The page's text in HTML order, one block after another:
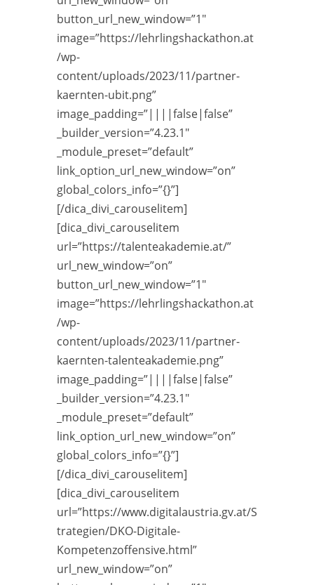
button_url_new_window=”1″
image=”https://lehrlingshackathon.at
/wp-
content/uploads/2023/11/partner-
kaernten-ubit.png”
image_padding=”||||false|false”
_builder_version=”4.23.1″
_module_preset=”default”
link_option_url_new_window=”on”
global_colors_info=”{}”]
[/dica_divi_carouselitem]
[dica_divi_carouselitem
url=”https://talenteakademie.at/”
url_new_window=”on”
button_url_new_window=”1″
image=”https://lehrlingshackathon.at
/wp-
content/uploads/2023/11/partner-
kaernten-talenteakademie.png”
image_padding=”||||false|false”
_builder_version=”4.23.1″
_module_preset=”default”
link_option_url_new_window=”on”
global_colors_info=”{}”]
[/dica_divi_carouselitem]
[dica_divi_carouselitem
url=”https://www.digitalaustria.gv.at/S
trategien/DKO-Digitale-
Kompetenzoffensive.html”
url_new_window=”on”